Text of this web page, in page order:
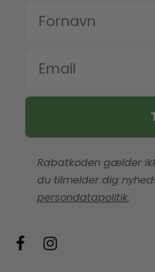
Fornavn
Email
Rabatkoden gælder
du tilmelder dig
persondatapolitik.